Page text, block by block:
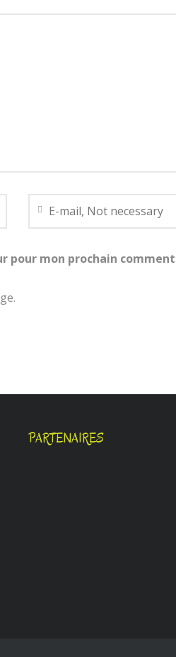
pour mon prochain
PARTENAIRES